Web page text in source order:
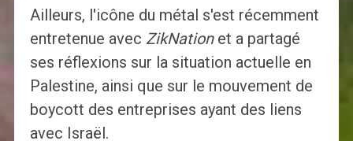
Ailleurs, l'icône du métal s'est récemment
entretenue avec ZikNationet a partagé
ses réflexions sur la situation actuelle en
Palestine, ainsi que sur le mouvement de
boycott des entreprises ayant des liens
avec Israël.